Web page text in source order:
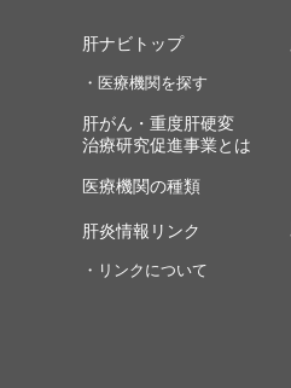
肝ナビトップ
・医療機関を探す
肝がん・重度肝硬変
治療研究促進事業とは
医療機関の種類
肝炎情報リンク
・リンクについて